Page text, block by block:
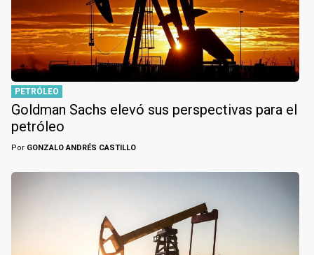
PETRÓLEO
Goldman Sachs elevó sus perspectivas para el
petróleo
Por GONZALO ANDRÉS CASTILLO